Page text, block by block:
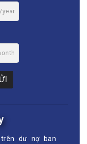
year
dư nợ ban